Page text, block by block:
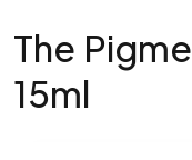
The
15ml